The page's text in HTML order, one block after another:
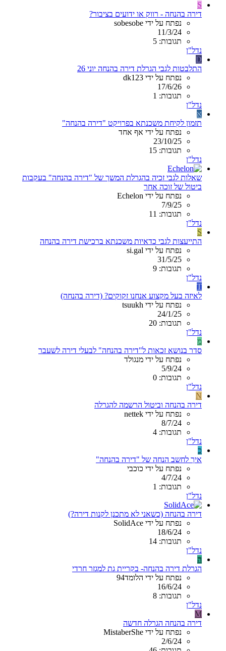
S
דירה בהנחה - רווק או ידועים בציבור?
נפתח על ידי sobesobe
11/3/24
תגובות: 5
נדל"ן
D
התלבטות לגבי הגרלת דירה בהנחה יוני 26
נפתח על ידי dk123
17/6/26
תגובות: 1
נדל"ן
א
תזמון לקיחת משכנתא בפרויקט "דירה בהנחה"
נפתח על ידי אף אחד
23/10/25
תגובות: 15
נדל"ן
שאלות לגבי זכיה בהגרלת המשך של "דירה בהנחה" בעקבות
ביטול של זוכה אחר
נפתח על ידי Echelon
7/9/25
תגובות: 11
נדל"ן
S
התייעצות לגבי כדאיות משכנתא ברכישת דירה בהנחה
נפתח על ידי si.gal
31/5/25
תגובות: 9
נדל"ן
T
לאיזה בעל מקצוע אנחנו זקוקים? (דירה בהנחה)
נפתח על ידי tsuukh
24/1/25
תגובות: 20
נדל"ן
מ
סדר בנושא זכאות ל"דירה בהנחה" לבעלי דירה לשעבר
נפתח על ידי מנגולד
5/9/24
תגובות: 0
נדל"ן
N
דירה בהנחה וביטול הרשמה להגרלה
נפתח על ידי nettek
8/7/24
תגובות: 4
נדל"ן
כ
איך לחשב הנחה של "דירה בהנחה"
נפתח על ידי כוכבי
4/7/24
תגובות: 1
נדל"ן
דירה בהנחה (כשאני לא מתכנן לקנות דירה?)
נפתח על ידי SolidAce
18/6/24
תגובות: 14
נדל"ן
ה
הגרלת דירה בהנחה- בקריית גת למגזר חרדי
נפתח על ידי הלומד94
16/6/24
תגובות: 8
נדל"ן
M
דירה בהנחה הגרלה חדשה
נפתח על ידי MistaberShe
2/6/24